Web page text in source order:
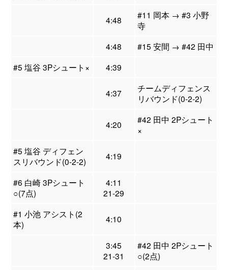
4:48
#11 岡本 → #3 小野
寺
4:48
#15 安間 → #42 田中
#5 塩谷 3Pシュート×
4:39
4:37
チームディフェンス
リバウンド(0-2-2)
4:20
#42 田中 2Pシュート
×
#5 塩谷 ディフェン
スリバウンド(0-2-2)
4:19
#6 白崎 3Pシュート
○(7点)
4:11
21-29
#1 小池 アシスト(2
本)
4:10
3:45
21-31
#42 田中 2Pシュート
○(2点)